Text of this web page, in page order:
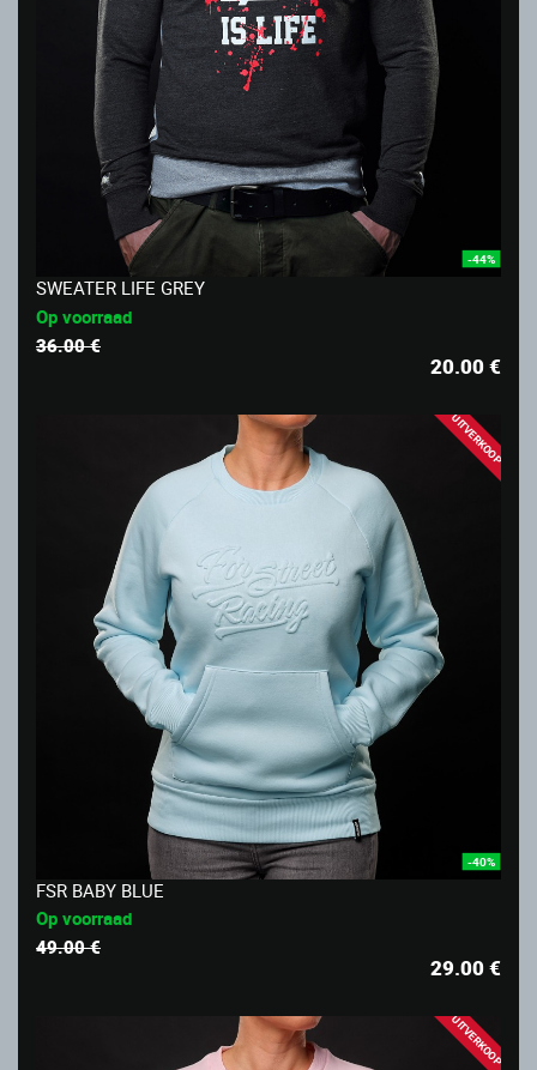
-44%
SWEATER LIFE GREY
Op voorraad
36.00 €
20.00€
UITVERKOOP
-40%
FSR BABY BLUE
Op voorraad
49.00 €
29.00€
UITVERKOOP